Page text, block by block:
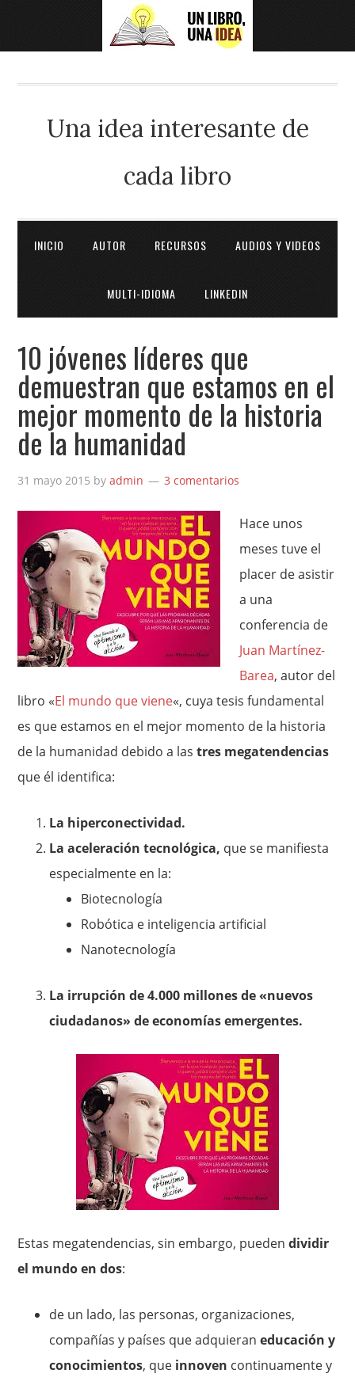
Una idea interesante de
cada libro
INICIO AUTOR RECURSOS AUDIOS Y VIDEOS
MULTI-IDIOMA LINKEDIN
10 jóvenes líderes que
demuestran que estamos en el
mejor momento de la historia
de la humanidad
31 mayo 2015 byadmin 3 comentarios
Hace unos
meses tuve el
placer de asistir
a una
conferencia de
Juan Martínez-
Barea, autor del
libro «El mundo que viene«, cuya tesis fundamental
es que estamos en el mejor momento de la historia
de la humanidad debido a lastres megatendencias
que él identifica:
La hiperconectividad.
La aceleración tecnológica, que se manifiesta
especialmente en la:
Biotecnología
Robótica e inteligencia artificial
Nanotecnología
La irrupción de 4.000 millones de «nuevos
ciudadanos» de economías emergentes.
Estas megatendencias, sin embargo, puedendividir
el mundo en dos:
de un lado, las personas, organizaciones,
compañías y países que adquieraneducación y
conocimientos, que innoven continuamente y